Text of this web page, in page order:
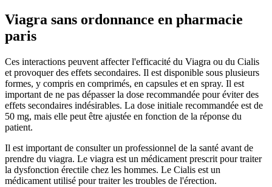
Viagra sans ordonnance en pharmacie
paris
Ces interactions peuvent affecter l'efficacité du Viagra ou du Cialis
et provoquer des effets secondaires. Il est disponible sous plusieurs
formes, y compris en comprimés, en capsules et en spray. Il est
important de ne pas dépasser la dose recommandée pour éviter des
effets secondaires indésirables. La dose initiale recommandée est de
50 mg, mais elle peut être ajustée en fonction de la réponse du
patient.
Il est important de consulter un professionnel de la santé avant de
prendre du viagra. Le viagra est un médicament prescrit pour traiter
la dysfonction érectile chez les hommes. Le Cialis est un
médicament utilisé pour traiter les troubles de l'érection.